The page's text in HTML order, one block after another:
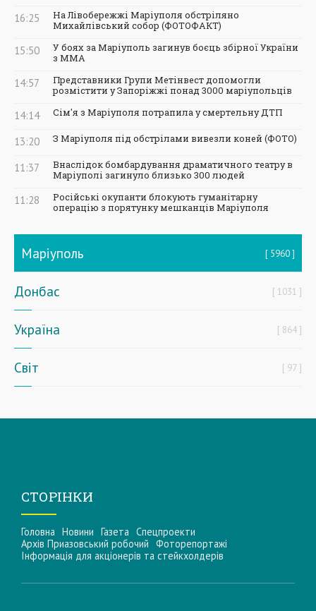
16:25
На Лівобережжі Маріуполя обстріляно
Михайлівський собор (ФОТОФАКТ)
15:50
У боях за Маріуполь загинув боєць збірної України
з ММА
14:57
Представники Групи Метінвест допомогли
розмістити у Запоріжжі понад 3000 маріупольців
14:14 Сім'я з Маріуполя потрапила у смертельну ДТП
13:20 З Маріуполя під обстрілами вивезли коней (ФОТО)
11:37
Внаслідок бомбардування драматичного театру в
Маріуполі загинуло близько 300 людей
11:28
Російські окупанти блокують гуманітарну
операцію з порятунку мешканців Маріуполя
Маріуполь 5960
Донбас 1031
Україна 864
Світ 97
СТОРІНКИ
Головна Новини Газета Спецпроекти
Архів Приазовський робочий Фоторепортажі
Інформацiя для акцiонерiв та стейкхолдерiв